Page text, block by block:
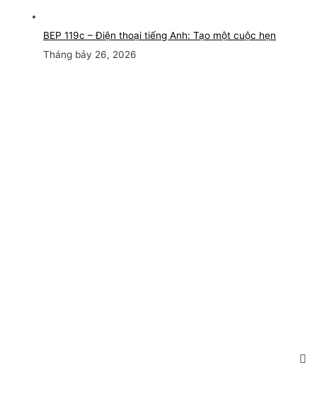
BEP 119c – Điện thoại tiếng Anh: Tạo một cuộc hẹn
Tháng bảy 26, 2026